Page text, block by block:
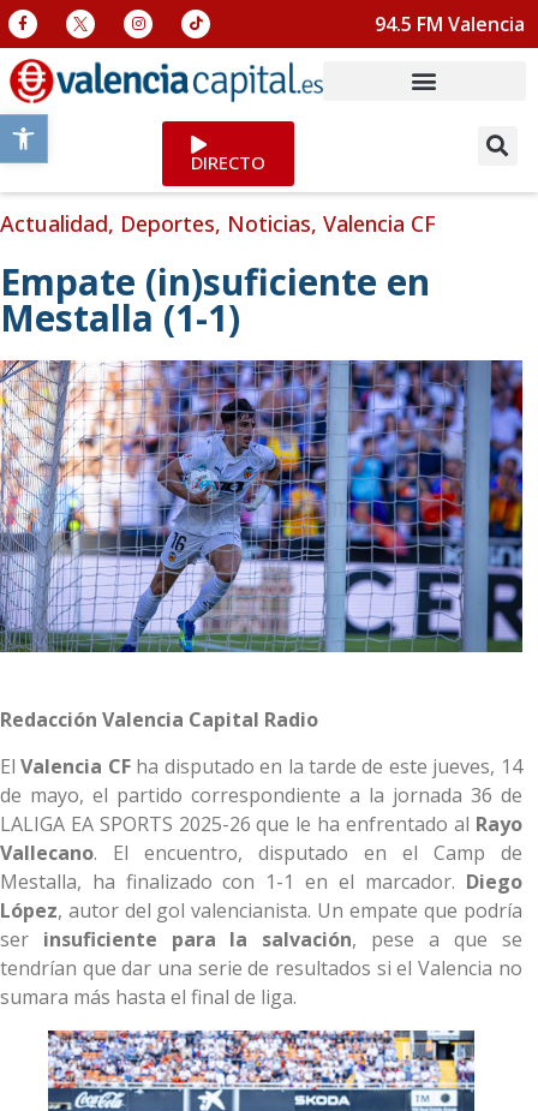
Abrir barra de herramientas
94.5 FM Valencia
DIRECTO
Actualidad, Deportes, Noticias, Valencia CF
Empate (in)suficiente en
Mestalla (1-1)
Redacción Valencia Capital Radio
ElValencia CFha disputado en la tarde de este jueves, 14
de mayo, el partido correspondiente a la jornada 36 de
LALIGA EA SPORTS 2025-26 que le ha enfrentado al Rayo
Vallecano. El encuentro, disputado en el Camp de
Mestalla, ha finalizado con 1-1 en el marcador. Diego
López, autor del gol valencianista. Un empate que podría
ser insuficiente para la salvación, pese a que se
tendrían que dar una serie de resultados si el Valencia no
sumara más hasta el final de liga.